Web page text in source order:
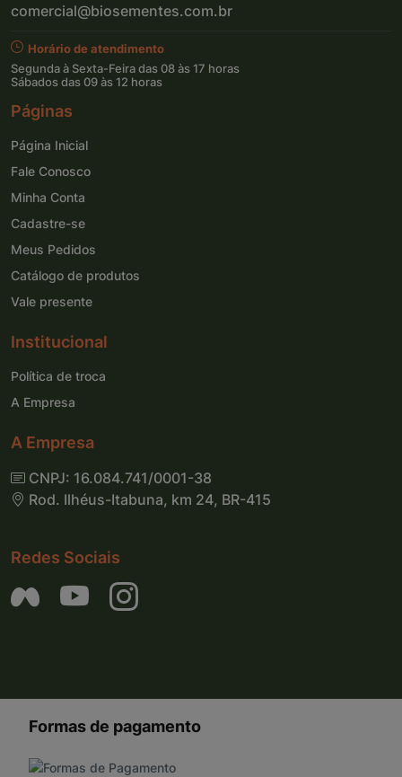
comercial@biosementes.com.br
Horário de atendimento
Segunda à Sexta-Feira das 08 às 17 horas
Sábados das 09 às 12 horas
Páginas
Página Inicial
Fale Conosco
Minha Conta
Cadastre-se
Meus Pedidos
Catálogo de produtos
Vale presente
Institucional
Política de troca
A Empresa
A Empresa
CNPJ: 16.084.741/0001-38
Rod. Ilhéus-Itabuna, km 24, BR-415
Redes Sociais
Formas de pagamento